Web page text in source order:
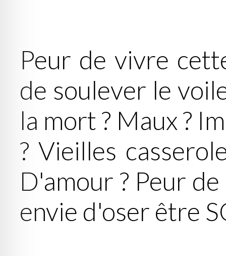
Peur de vivre
de soulever le
la mort ? Maux ?
? Vieilles
D'amour ? Peur
envie d'oser être